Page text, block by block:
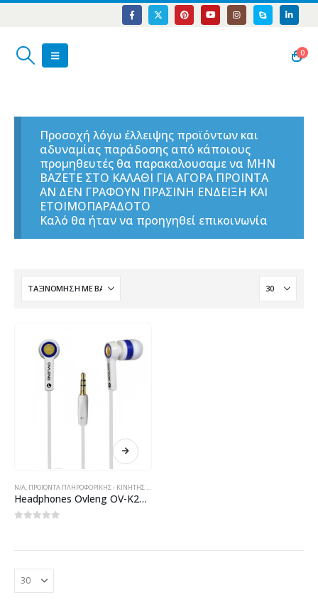
0
Προσοχή λόγω έλλειψης προϊόντων και
αδυναμίας παράδοσης από κάποιους
προμηθευτές θα παρακαλουσαμε να ΜΗΝ
ΒΑΖΕΤΕ ΣΤΟ ΚΑΛΑΘΙ ΓΙΑ ΑΓΟΡΑ ΠΡΟΙΝΤΑ
ΑΝ ΔΕΝ ΓΡΑΦΟΥΝ ΠΡΑΣΙΝΗ ΕΝΔΕΙΞΗ ΚΑΙ
ΕΤΟΙΜΟΠΑΡΑΔΟΤΟ
Καλό θα ήταν να προηγηθεί επικοινωνία
N/A, ΠΡΟΪΌΝΤΑ ΠΛΗΡΟΦΟΡΙΚΉΣ - ΚΙΝΗΤΉΣ ΤΗΛΕΦΩΝΊΑΣ - ΗΛΕΚΤΡΟΝΙΚΆ
Headphones Ovleng OV-K284MP, Audio, With flat cable, White – 20208